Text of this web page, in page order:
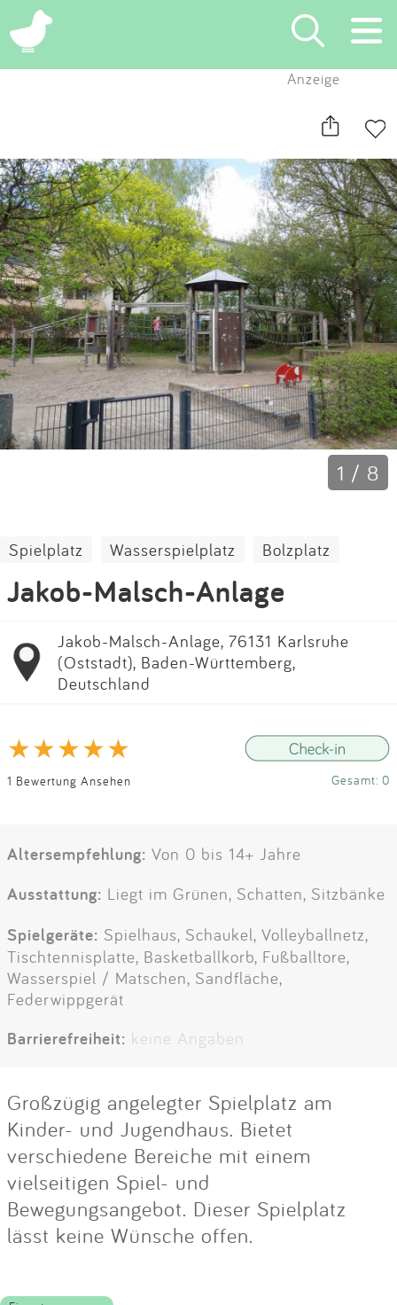
×
Eintragen
App
Blog
Partner
Kontakt
Impressum
Anzeige
1 / 8
Spielplatz Wasserspielplatz Bolzplatz
Jakob-Malsch-Anlage
Jakob-Malsch-Anlage, 76131 Karlsruhe
(Oststadt), Baden-Württemberg,
Deutschland
1 Bewertung Ansehen Gesamt: 0
Altersempfehlung: Von 0 bis 14+ Jahre
Ausstattung: Liegt im Grünen, Schatten, Sitzbänke
Spielgeräte: Spielhaus, Schaukel, Volleyballnetz,
Tischtennisplatte, Basketballkorb, Fußballtore,
Wasserspiel / Matschen, Sandfläche,
Federwippgerät
Barrierefreiheit: keine Angaben
Großzügig angelegter Spielplatz am
Kinder- und Jugendhaus. Bietet
verschiedene Bereiche mit einem
vielseitigen Spiel- und
Bewegungsangebot. Dieser Spielplatz
lässt keine Wünsche offen.